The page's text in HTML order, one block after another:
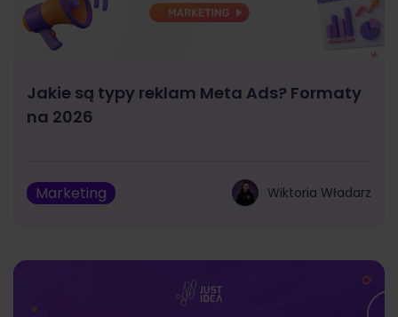
Jakie są typy reklam Meta Ads? Formaty
na 2026
Marketing Wiktoria Władarz